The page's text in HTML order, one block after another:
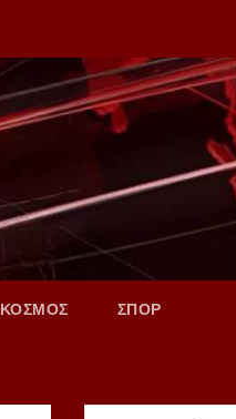
ΚΟΣΜΟΣ ΣΠΟΡ